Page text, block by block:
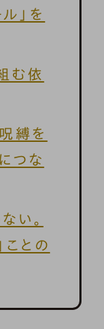
」を
む依
呪縛を
つな
い。
ことの